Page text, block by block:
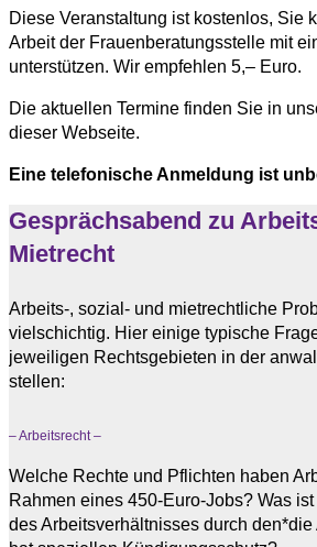
Diese Veranstaltung ist kostenlos, Sie
Arbeit der Frauenberatungsstelle mit
unterstützen. Wir empfehlen 5,– Euro.
Die aktuellen Termine finden Sie in
dieser Webseite.
Eine telefonische Anmeldung ist
Gesprächsabend zu
Mietrecht
Arbeits-, sozial- und mietrechtliche
vielschichtig. Hier einige typische
jeweiligen Rechtsgebieten in der
stellen:
– Arbeitsrecht –
Welche Rechte und Pflichten haben
Rahmen eines 450-Euro-Jobs? Was
des Arbeitsverhältnisses durch